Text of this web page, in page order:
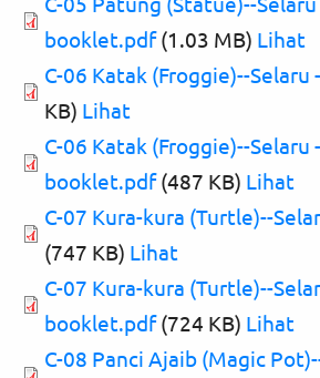
booklet.pdf(1.03 MB) Lihat
C-06 Katak (Froggie)--
KB) Lihat
C-06 Katak (Froggie)--Selaru
booklet.pdf(487 KB) Lihat
C-07 Kura-kura (Turtle)--
(747 KB) Lihat
C-07 Kura-kura (Turtle)--
booklet.pdf(724 KB) Lihat
C-08 Panci Ajaib (Magic